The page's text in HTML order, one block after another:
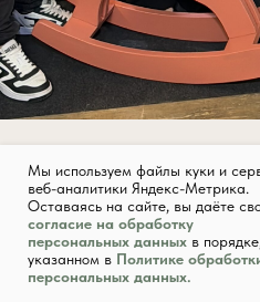
МЫ
Мы используем файлы куки и
вeб-aнaлитики Яндeкc-Мeтpикa.
Ocтaвaяcь нa caйтe, вы дaётe
coглacиe нa oбpaбoтку
пepcoнaльныx дaнныx в пopядкe,
укaзaннoм в Пoлитикe
пepcoнaльныx дaнныx.